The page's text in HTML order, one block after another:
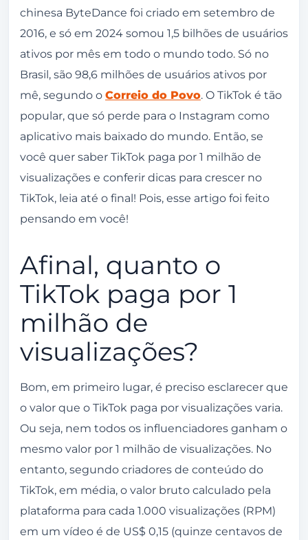
em vídeos no TikTok?
Crie conteúdo viral e envolvente
Crie conteúdos que mexem com as
emoções
Use a música certa
Os 3 primeiros segundos do vídeo são
fundamentais
Mantenha uma boa frequência de
postagens
Lives no TikTok: uma opção interessante
chinesa ByteDance foi criado em setembro de
2016, e só em 2024 somou 1,5 bilhões de usuários
ativos por mês em todo o mundo todo. Só no
Brasil, são 98,6 milhões de usuários ativos por
mê, segundo o Correio do Povo. O TikTok é tão
popular, que só perde para o Instagram como
aplicativo mais baixado do mundo. Então, se
você quer saber TikTok paga por 1 milhão de
visualizações e conferir dicas para crescer no
TikTok, leia até o final! Pois, esse artigo foi feito
pensando em você!
Afinal, quanto o
TikTok paga por 1
milhão de
visualizações?
Bom, em primeiro lugar, é preciso esclarecer que
o valor que o TikTok paga por visualizações varia.
Ou seja, nem todos os influenciadores ganham o
mesmo valor por 1 milhão de visualizações. No
entanto, segundo criadores de conteúdo do
TikTok, em média, o valor bruto calculado pela
plataforma para cada 1.000 visualizações (RPM)
em um vídeo é de US$ 0,15 (quinze centavos de